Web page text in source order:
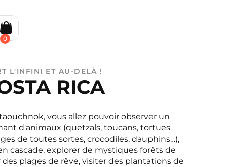
0
L'INFINI ET AU-DELÀ !
RICA
vous allez pouvoir observer un
d'animaux (quetzals, toucans, tortues
de toutes sortes, crocodiles, dauphins…),
cascade, explorer de mystiques forêts de
plages de rêve, visiter des plantations de